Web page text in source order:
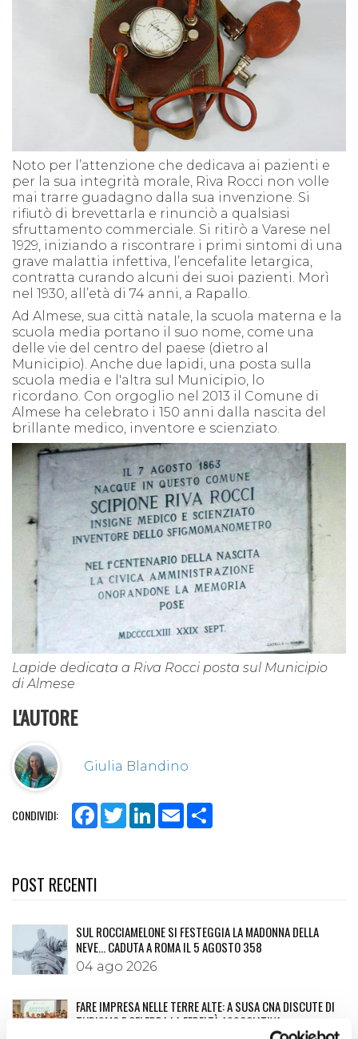
Noto per l’attenzione che dedicava ai pazienti e
per la sua integrità morale, Riva Rocci non volle
mai trarre guadagno dalla sua invenzione. Si
rifiutò di brevettarla e rinunciò a qualsiasi
sfruttamento commerciale. Si ritirò a Varese nel
1929, iniziando a riscontrare i primi sintomi di una
grave malattia infettiva, l’encefalite letargica,
contratta curando alcuni dei suoi pazienti. Morì
nel 1930, all’età di 74 anni, a Rapallo.
Ad Almese, sua città natale, la scuola materna e la
scuola media portano il suo nome, come una
delle vie del centro del paese (dietro al
Municipio). Anche due lapidi, una posta sulla
scuola media e l'altra sul Municipio, lo
ricordano. Con orgoglio nel 2013 il Comune di
Almese ha celebrato i 150 anni dalla nascita del
brillante medico, inventore e scienziato.
Lapide dedicata a Riva Rocci posta sul Municipio
di Almese
L'AUTORE
Giulia Blandino
CONDIVIDI: Facebook
TwitterLinkedIn
Email
POST RECENTI
SUL ROCCIAMELONE SI FESTEGGIA LA MADONNA DELLA
NEVE… CADUTA A ROMA IL 5 AGOSTO 358
04 ago 2026
FARE IMPRESA NELLE TERRE ALTE: A SUSA CNA DISCUTE DI
TURISMO E CELEBRA LA FEDELTÀ ASSOCIATIVA